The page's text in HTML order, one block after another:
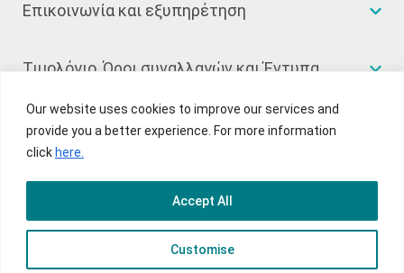
Our website uses cookies to improve our services and
provide you a better experience. For more information
clickhere.
Customise
Accept All
Επικοινωνία και εξυπηρέτηση
Τιμολόγιο, Όροι συναλλαγών και Έντυπα
Χρήσιμοι σύνδεσμοι
© 2026 National Bank of Greece
Όροι χρήσης Πολιτική Απορρήτου Sitemap